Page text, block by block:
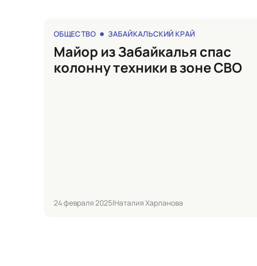
ОБЩЕСТВО ЗАБАЙКАЛЬСКИЙ КРАЙ
Майор из Забайкалья спас
колонну техники в зоне СВО
24 февраля 2025|Наталия Харланова